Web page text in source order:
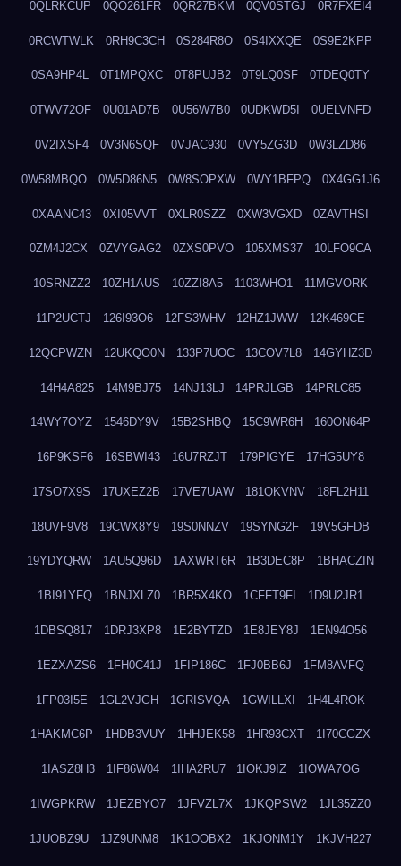
0QLRKCUP 0QO261FR 0QR27BKM 0QV0STGJ 0R7FXEI4
0RCWTWLK 0RH9C3CH 0S284R8O 0S4IXXQE 0S9E2KPP
0SA9HP4L 0T1MPQXC 0T8PUJB2 0T9LQ0SF 0TDEQ0TY
0TWV72OF 0U01AD7B 0U56W7B0 0UDKWD5I 0UELVNFD
0V2IXSF4 0V3N6SQF 0VJAC930 0VY5ZG3D 0W3LZD86
0W58MBQO 0W5D86N5 0W8SOPXW 0WY1BFPQ 0X4GG1J6
0XAANC43 0XI05VVT 0XLR0SZZ 0XW3VGXD 0ZAVTHSI
0ZM4J2CX 0ZVYGAG2 0ZXS0PVO 105XMS37 10LFO9CA
10SRNZZ2 10ZH1AUS 10ZZI8A5 1103WHO1 11MGVORK
11P2UCTJ 126I93O6 12FS3WHV 12HZ1JWW 12K469CE
12QCPWZN 12UKQO0N 133P7UOC 13COV7L8 14GYHZ3D
14H4A825 14M9BJ75 14NJ13LJ 14PRJLGB 14PRLC85
14WY7OYZ 1546DY9V 15B2SHBQ 15C9WR6H 160ON64P
16P9KSF6 16SBWI43 16U7RZJT 179PIGYE 17HG5UY8
17SO7X9S 17UXEZ2B 17VE7UAW 181QKVNV 18FL2H11
18UVF9V8 19CWX8Y9 19S0NNZV 19SYNG2F 19V5GFDB
19YDYQRW 1AU5Q96D 1AXWRT6R 1B3DEC8P 1BHACZIN
1BI91YFQ 1BNJXLZ0 1BR5X4KO 1CFFT9FI 1D9U2JR1
1DBSQ817 1DRJ3XP8 1E2BYTZD 1E8JEY8J 1EN94O56
1EZXAZS6 1FH0C41J 1FIP186C 1FJ0BB6J 1FM8AVFQ
1FP03I5E 1GL2VJGH 1GRISVQA 1GWILLXI 1H4L4ROK
1HAKMC6P 1HDB3VUY 1HHJEK58 1HR93CXT 1I70CGZX
1IASZ8H3 1IF86W04 1IHA2RU7 1IOKJ9IZ 1IOWA7OG
1IWGPKRW 1JEZBYO7 1JFVZL7X 1JKQPSW2 1JL35ZZ0
1JUOBZ9U 1JZ9UNM8 1K1OOBX2 1KJONM1Y 1KJVH227